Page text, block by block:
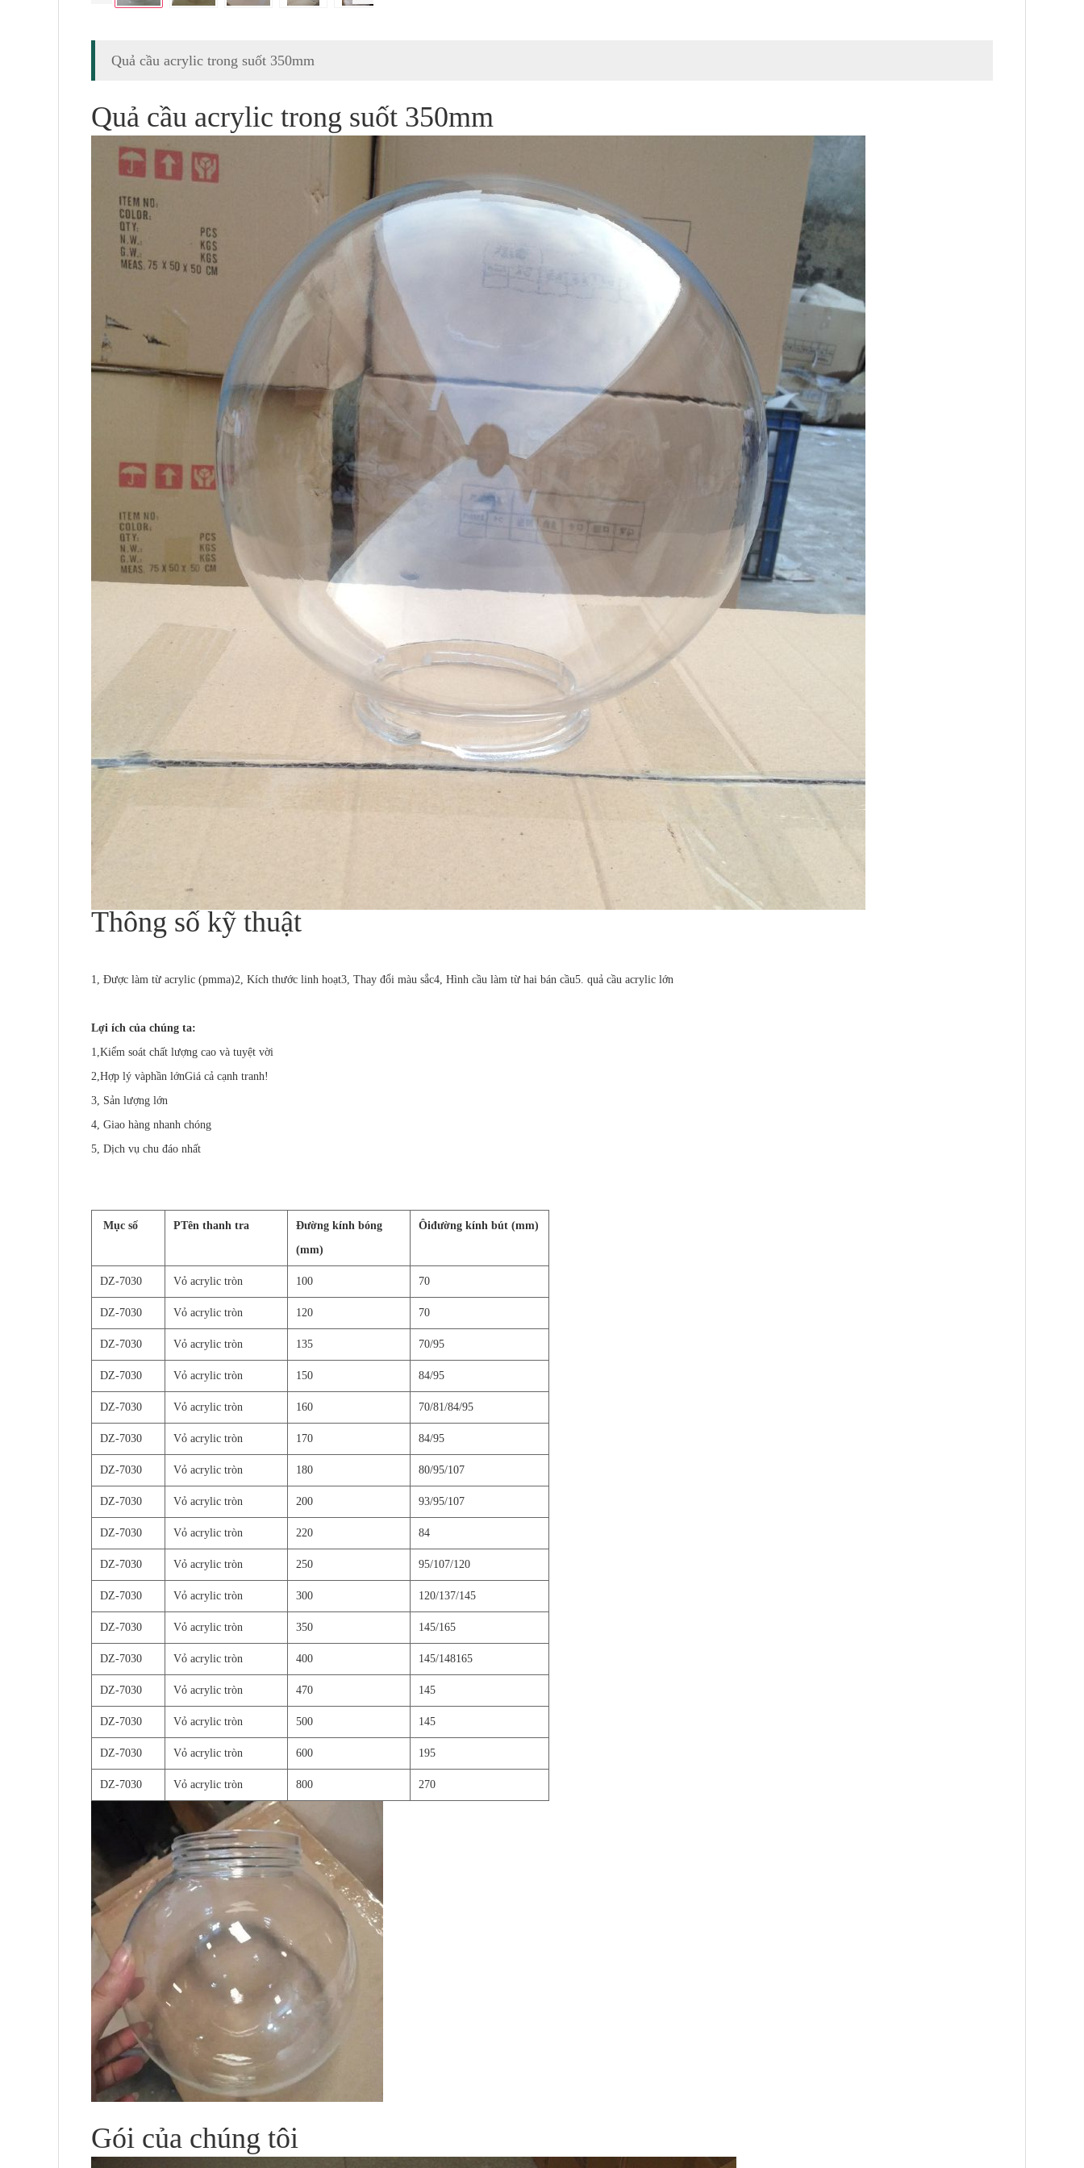
Quả cầu acrylic trong suốt 350mm
Quả cầu acrylic trong suốt 350mm
Thông số kỹ thuật
1, Được làm từ acrylic (pmma)2, Kích thước linh hoạt3, Thay đổi màu sắc4, Hình cầu làm từ hai bán cầu5. quả cầu acrylic lớn
Lợi ích của chúng ta:
1,Kiểm soát chất lượng cao và tuyệt vời
2,Hợp lý vàphần lớnGiá cả cạnh tranh!
3, Sản lượng lớn
4, Giao hàng nhanh chóng
5, Dịch vụ chu đáo nhất
Mục số PTên thanh tra
Đường kính bóng
(mm)
Ôiđường kính bút (mm)
DZ-7030 Vỏ acrylic tròn 100 70
DZ-7030 Vỏ acrylic tròn 120 70
DZ-7030 Vỏ acrylic tròn 135 70/95
DZ-7030 Vỏ acrylic tròn 150 84/95
DZ-7030 Vỏ acrylic tròn 160 70/81/84/95
DZ-7030 Vỏ acrylic tròn 170 84/95
DZ-7030 Vỏ acrylic tròn 180 80/95/107
DZ-7030 Vỏ acrylic tròn 200 93/95/107
DZ-7030 Vỏ acrylic tròn 220 84
DZ-7030 Vỏ acrylic tròn 250 95/107/120
DZ-7030 Vỏ acrylic tròn 300 120/137/145
DZ-7030 Vỏ acrylic tròn 350 145/165
DZ-7030 Vỏ acrylic tròn 400 145/148165
DZ-7030 Vỏ acrylic tròn 470 145
DZ-7030 Vỏ acrylic tròn 500 145
DZ-7030 Vỏ acrylic tròn 600 195
DZ-7030 Vỏ acrylic tròn 800 270
Gói của chúng tôi